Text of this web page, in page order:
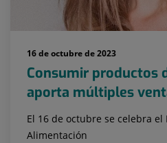
16 de octubre de 2023
Consumir productos
aporta múltiples
El 16 de octubre se celebra
Alimentación